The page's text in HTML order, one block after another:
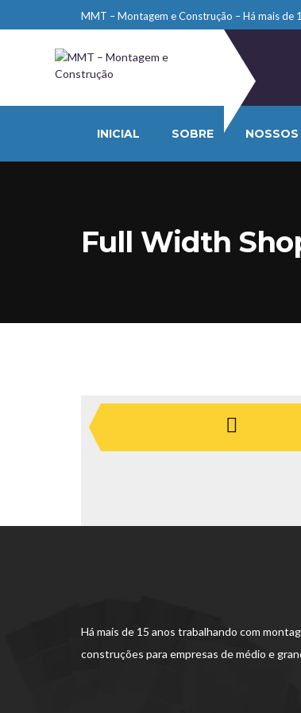
MMT – Montagem e Construção – Há mais de
INICIAL SOBRE NOSSOS
Full Width
Há mais de 15 anos trabalhando com
construções para empresas de médio e